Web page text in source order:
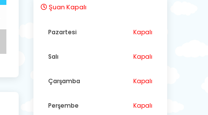
Şuan Kapalı
Pazartesi Kapalı
Salı Kapalı
Çarşamba Kapalı
Perşembe Kapalı